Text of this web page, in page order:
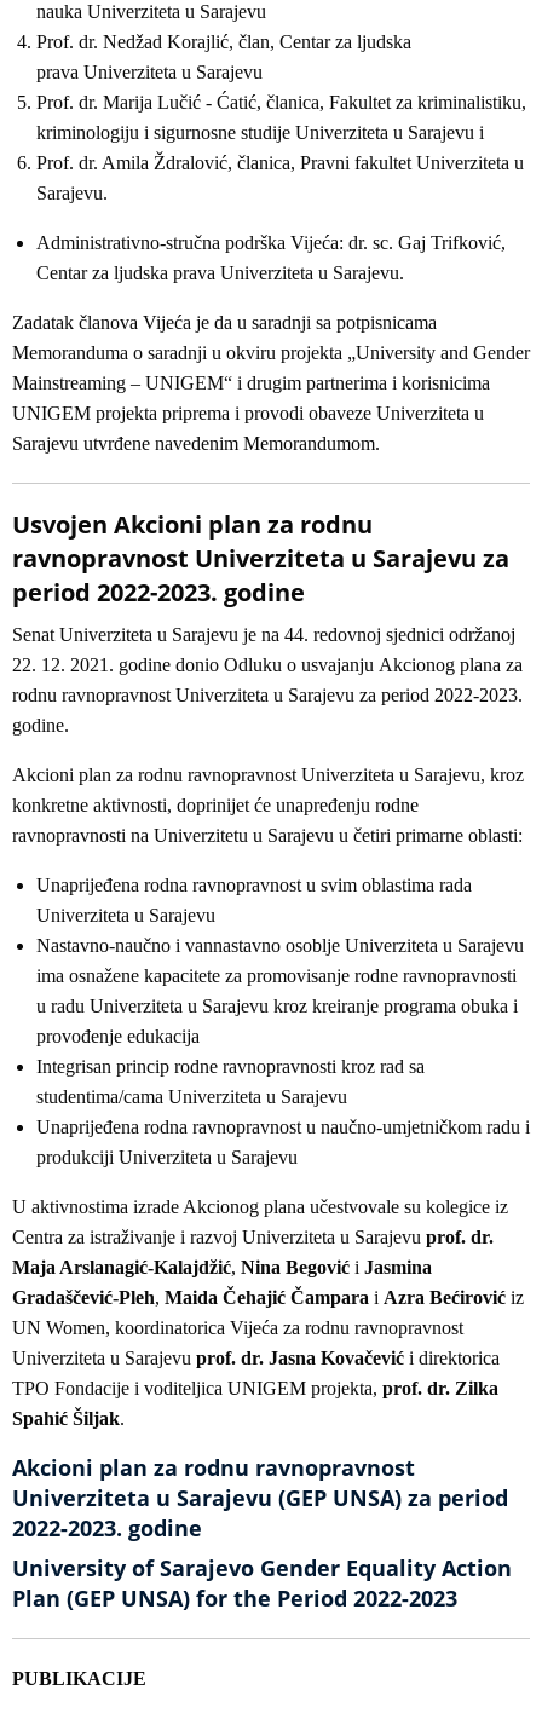
nauka Univerziteta u Sarajevu
Prof. dr. Nedžad Korajlić, član, Centar za ljudska
prava Univerziteta u Sarajevu
Prof. dr. Marija Lučić - Ćatić, članica, Fakultet za kriminalistiku,
kriminologiju i sigurnosne studije Univerziteta u Sarajevu i
Prof. dr. Amila Ždralović, članica, Pravni fakultet Univerziteta u
Sarajevu.
Administrativno-stručna podrška Vijeća: dr. sc. Gaj Trifković,
Centar za ljudska prava Univerziteta u Sarajevu.
Zadatak članova Vijeća je da u saradnji sa potpisnicama
Memoranduma o saradnji u okviru projekta „University and Gender
Mainstreaming – UNIGEM“ i drugim partnerima i korisnicima
UNIGEM projekta priprema i provodi obaveze Univerziteta u
Sarajevu utvrđene navedenim Memorandumom.
Usvojen Akcioni plan za rodnu
ravnopravnost Univerziteta u Sarajevu za
period 2022-2023. godine
Senat Univerziteta u Sarajevu je na 44. redovnoj sjednici održanoj
22. 12. 2021. godine donio Odluku o usvajanju Akcionog plana za
rodnu ravnopravnost Univerziteta u Sarajevu za period 2022-2023.
godine.
Akcioni plan za rodnu ravnopravnost Univerziteta u Sarajevu, kroz
konkretne aktivnosti, doprinijet će unapređenju rodne
ravnopravnosti na Univerzitetu u Sarajevu u četiri primarne oblasti:
Unaprijeđena rodna ravnopravnost u svim oblastima rada
Univerziteta u Sarajevu
Nastavno-naučno i vannastavno osoblje Univerziteta u Sarajevu
ima osnažene kapacitete za promovisanje rodne ravnopravnosti
u radu Univerziteta u Sarajevu kroz kreiranje programa obuka i
provođenje edukacija
Integrisan princip rodne ravnopravnosti kroz rad sa
studentima/cama Univerziteta u Sarajevu
Unaprijeđena rodna ravnopravnost u naučno-umjetničkom radu i
produkciji Univerziteta u Sarajevu
U aktivnostima izrade Akcionog plana učestvovale su kolegice iz
Centra za istraživanje i razvoj Univerziteta u Sarajevu prof. dr.
Maja Arslanagić-Kalajdžić, Nina Begović i Jasmina
Gradaščević-Pleh, Maida Čehajić Čampara i Azra Bećirović iz
UN Women, koordinatorica Vijeća za rodnu ravnopravnost
Univerziteta u Sarajevu prof. dr. Jasna Kovačević i direktorica
TPO Fondacije i voditeljica UNIGEM projekta, prof. dr. Zilka
Spahić Šiljak.
Akcioni plan za rodnu ravnopravnost
Univerziteta u Sarajevu (GEP UNSA) za period
2022-2023. godine
University of Sarajevo Gender Equality Action
Plan (GEP UNSA) for the Period 2022-2023
PUBLIKACIJE